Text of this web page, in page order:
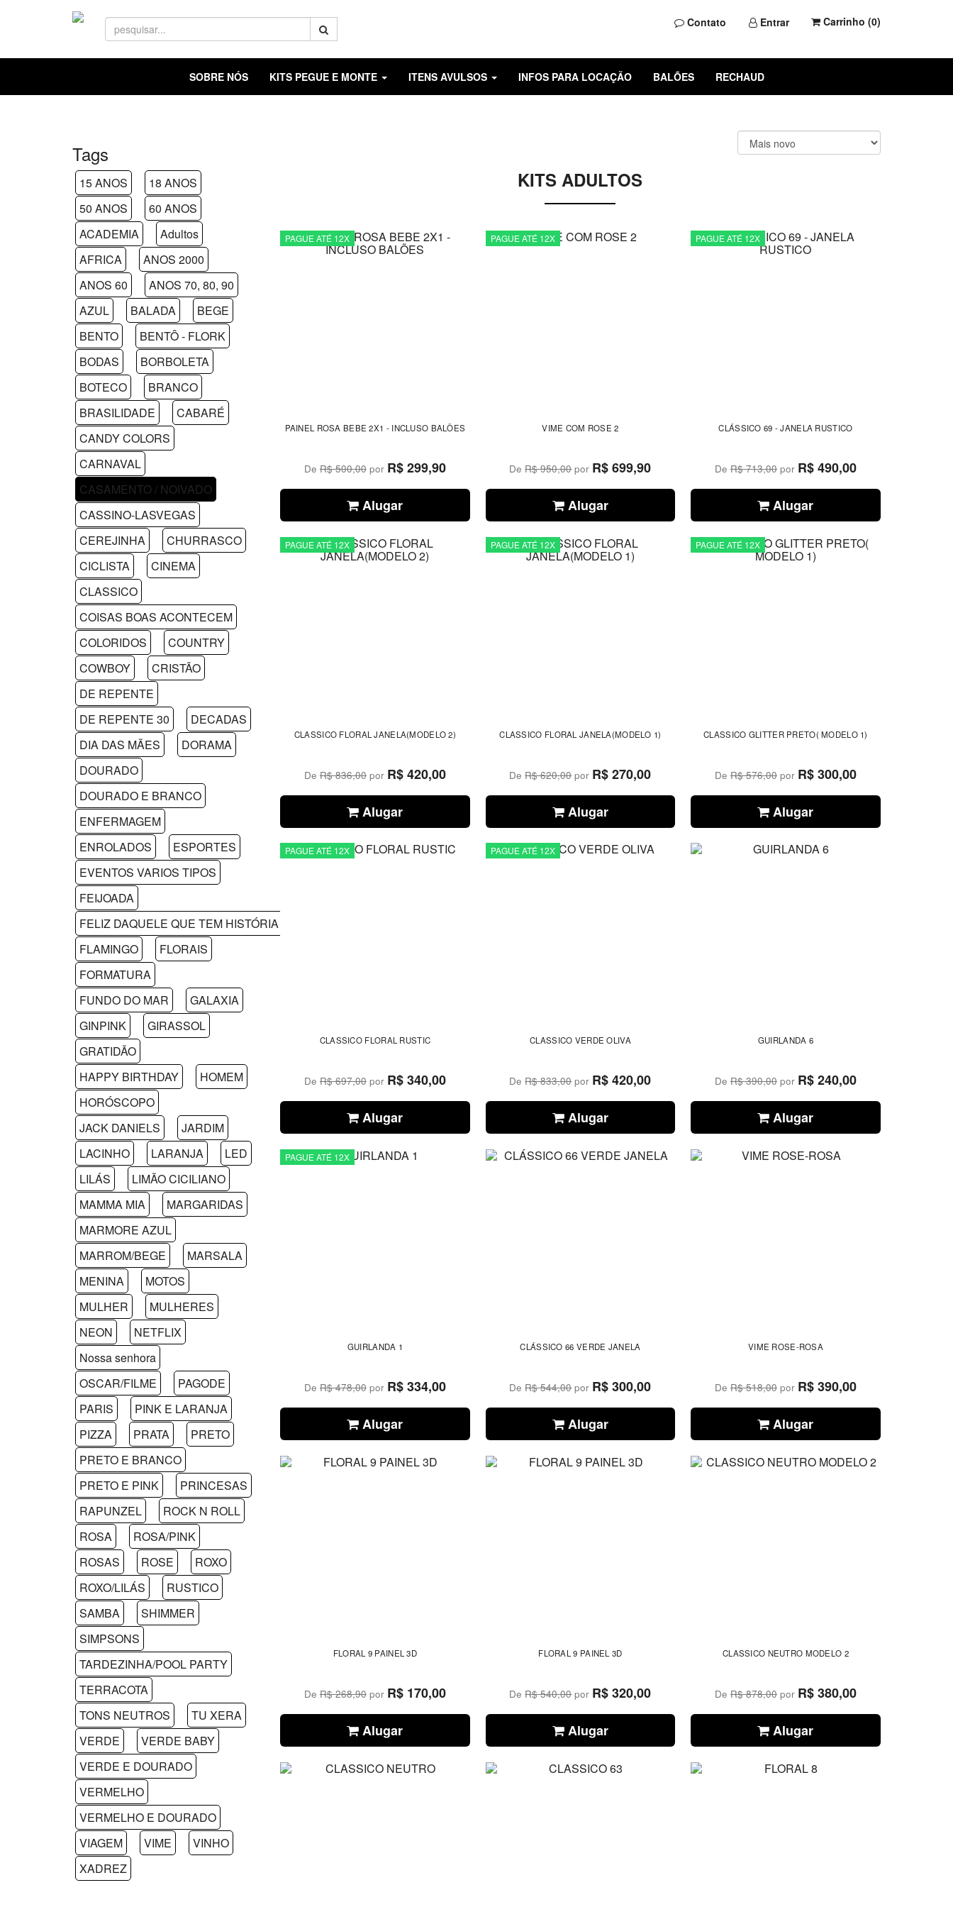
Contato Entrar Carrinho (0)
SOBRE NÓS KITS PEGUE E MONTE ITENS AVULSOS INFOS PARA LOCAÇÃO BALÕES RECHAUD
Tags
15 ANOS
18 ANOS
50 ANOS
60 ANOS
ACADEMIA
Adultos
AFRICA
ANOS 2000
ANOS 60
ANOS 70, 80, 90
AZUL
BALADA
BEGE
BENTO
BENTÔ - FLORK
BODAS
BORBOLETA
BOTECO
BRANCO
BRASILIDADE
CABARÉ
CANDY COLORS
CARNAVAL
CASAMENTO / NOIVADO
CASSINO-LASVEGAS
CEREJINHA
CHURRASCO
CICLISTA
CINEMA
CLASSICO
COISAS BOAS ACONTECEM
COLORIDOS
COUNTRY
COWBOY
CRISTÃO
DE REPENTE
DE REPENTE 30
DECADAS
DIA DAS MÃES
DORAMA
DOURADO
DOURADO E BRANCO
ENFERMAGEM
ENROLADOS
ESPORTES
EVENTOS VARIOS TIPOS
FEIJOADA
FELIZ DAQUELE QUE TEM HISTÓRIA PRA CONTAR
FLAMINGO
FLORAIS
FORMATURA
FUNDO DO MAR
GALAXIA
GINPINK
GIRASSOL
GRATIDÃO
HAPPY BIRTHDAY
HOMEM
HORÓSCOPO
JACK DANIELS
JARDIM
LACINHO
LARANJA
LED
LILÁS
LIMÃO CICILIANO
MAMMA MIA
MARGARIDAS
MARMORE AZUL
MARROM/BEGE
MARSALA
MENINA
MOTOS
MULHER
MULHERES
NEON
NETFLIX
Nossa senhora
OSCAR/FILME
PAGODE
PARIS
PINK E LARANJA
PIZZA
PRATA
PRETO
PRETO E BRANCO
PRETO E PINK
PRINCESAS
RAPUNZEL
ROCK N ROLL
ROSA
ROSA/PINK
ROSAS
ROSE
ROXO
ROXO/LILÁS
RUSTICO
SAMBA
SHIMMER
SIMPSONS
TARDEZINHA/POOL PARTY
TERRACOTA
TONS NEUTROS
TU XERA
VERDE
VERDE BABY
VERDE E DOURADO
VERMELHO
VERMELHO E DOURADO
VIAGEM
VIME
VINHO
XADREZ
KITS ADULTOS
PAGUE ATÉ 12X
PAINEL ROSA BEBE 2X1 - INCLUSO BALÕES
De R$ 500,00por R$ 299,90
Alugar
PAGUE ATÉ 12X
VIME COM ROSE 2
DeR$ 950,00por R$ 699,90
Alugar
PAGUE ATÉ 12X
CLÁSSICO 69 - JANELA RUSTICO
De R$ 713,00por R$ 490,00
Alugar
PAGUE ATÉ 12X
CLASSICO FLORAL JANELA(MODELO 2)
De R$ 836,00por R$ 420,00
Alugar
PAGUE ATÉ 12X
CLASSICO FLORAL JANELA(MODELO 1)
DeR$ 620,00por R$ 270,00
Alugar
PAGUE ATÉ 12X
CLASSICO GLITTER PRETO( MODELO 1)
De R$ 576,00por R$ 300,00
Alugar
PAGUE ATÉ 12X
CLASSICO FLORAL RUSTIC
De R$ 697,00por R$ 340,00
Alugar
PAGUE ATÉ 12X
CLASSICO VERDE OLIVA
DeR$ 833,00por R$ 420,00
Alugar
GUIRLANDA 6
De R$ 390,00por R$ 240,00
Alugar
PAGUE ATÉ 12X
GUIRLANDA 1
De R$ 478,00por R$ 334,00
Alugar
CLÁSSICO 66 VERDE JANELA
DeR$ 544,00por R$ 300,00
Alugar
VIME ROSE-ROSA
De R$ 518,00por R$ 390,00
Alugar
FLORAL 9 PAINEL 3D
De R$ 268,90por R$ 170,00
Alugar
FLORAL 9 PAINEL 3D
DeR$ 540,00por R$ 320,00
Alugar
CLASSICO NEUTRO MODELO 2
De R$ 878,00por R$ 380,00
Alugar